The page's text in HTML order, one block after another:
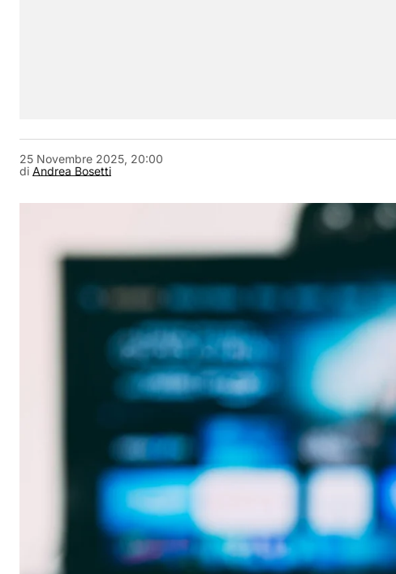
di Andrea Bosetti
25 Novembre 2025, 20:00